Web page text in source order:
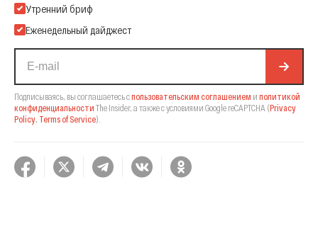
Подпишитесь на нашу Email-рассылку
Утренний бриф
Еженедельный дайджест
Подписываясь, вы соглашаетесь спользовательским соглашением и политикой
конфиденциальности The Insider, а также с условиями Google reCAPTCHA (Privacy
Policy, Terms of Service).